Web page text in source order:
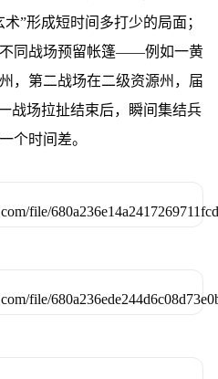
”形成短时间多打少的局面；
不同战场预留帐篷——例如一黄
，第二战场在二级资源州，届
战场拉扯结束后，瞬间集结兵
个时间差。